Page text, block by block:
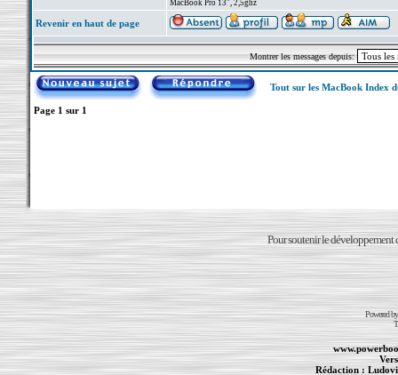
MacBook Pro 13", 2,5ghz
Revenir en haut de page
Montrer les messages depuis:
Tout sur les MacBook Index
Page 1 sur 1
Pour soutenir le développement
Powered
Rédaction :